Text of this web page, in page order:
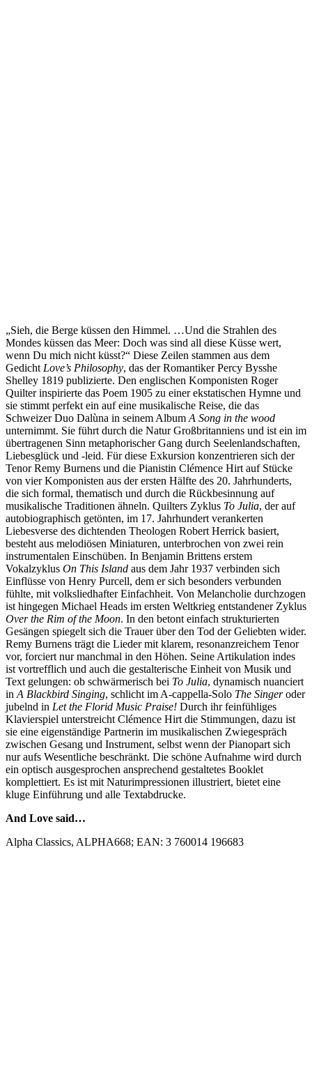
„Sieh, die Berge küssen den Himmel. …Und die Strahlen des
Mondes küssen das Meer: Doch was sind all diese Küsse wert,
wenn Du mich nicht küsst?“ Diese Zeilen stammen aus dem
Gedicht Love’s Philosophy, das der Romantiker Percy Bysshe
Shelley 1819 publizierte. Den englischen Komponisten Roger
Quilter inspirierte das Poem 1905 zu einer ekstatischen Hymne und
sie stimmt perfekt ein auf eine musikalische Reise, die das
Schweizer Duo Dalùna in seinem Album A Song in the wood
unternimmt. Sie führt durch die Natur Großbritanniens und ist ein im
übertragenen Sinn metaphorischer Gang durch Seelenlandschaften,
Liebesglück und -leid. Für diese Exkursion konzentrieren sich der
Tenor Remy Burnens und die Pianistin Clémence Hirt auf Stücke
von vier Komponisten aus der ersten Hälfte des 20. Jahrhunderts,
die sich formal, thematisch und durch die Rückbesinnung auf
musikalische Traditionen ähneln. Quilters Zyklus To Julia, der auf
autobiographisch getönten, im 17. Jahrhundert verankerten
Liebesverse des dichtenden Theologen Robert Herrick basiert,
besteht aus melodiösen Miniaturen, unterbrochen von zwei rein
instrumentalen Einschüben. In Benjamin Brittens erstem
Vokalzyklus On This Island aus dem Jahr 1937 verbinden sich
Einflüsse von Henry Purcell, dem er sich besonders verbunden
fühlte, mit volksliedhafter Einfachheit. Von Melancholie durchzogen
ist hingegen Michael Heads im ersten Weltkrieg entstandener Zyklus
Over the Rim of the Moon. In den betont einfach strukturierten
Gesängen spiegelt sich die Trauer über den Tod der Geliebten wider.
Remy Burnens trägt die Lieder mit klarem, resonanzreichem Tenor
vor, forciert nur manchmal in den Höhen. Seine Artikulation indes
ist vortrefflich und auch die gestalterische Einheit von Musik und
Text gelungen: ob schwärmerisch bei To Julia, dynamisch nuanciert
in A Blackbird Singing, schlicht im A-cappella-Solo The Singeroder
jubelnd in Let the Florid Music Praise! Durch ihr feinfühliges
Klavierspiel unterstreicht Clémence Hirt die Stimmungen, dazu ist
sie eine eigenständige Partnerin im musikalischen Zwiegespräch
zwischen Gesang und Instrument, selbst wenn der Pianopart sich
nur aufs Wesentliche beschränkt. Die schöne Aufnahme wird durch
ein optisch ausgesprochen ansprechend gestaltetes Booklet
komplettiert. Es ist mit Naturimpressionen illustriert, bietet eine
kluge Einführung und alle Textabdrucke.
And Love said…
Alpha Classics, ALPHA668; EAN: 3 760014 196683